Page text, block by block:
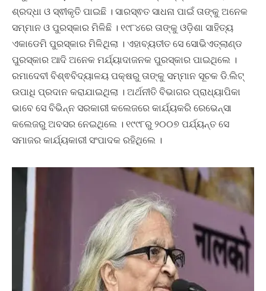
ଶ୍ରଦ୍ଧା ଓ ସ୍ଵୀକୃତି ପାଇଛି । ସାରସ୍ଵତ ସାଧନା ପାଇଁ ତାଙ୍କୁ ଅନେକ
ସମ୍ମାନ ଓ ପୁରସ୍କାର ମିଳିଛି । ୧୯୮୪ରେ ତାଙ୍କୁ ଓଡ଼ିଶା ସାହିତ୍ୟ
ଏକାଡେମି ପୁରସ୍କାର ମିଳିଥିଲା । ଏହାବ୍ୟତୀତ ସେ ସୋଭିଏତ୍‌ଲାଣ୍ଡ
ପୁରସ୍କାର ଆଦି ଅନେକ ମର୍ଯ୍ୟାଦାଜନକ ପୁରସ୍କାର ପାଇଥିଲେ ।
ରମାଦେବୀ ବିଶ୍ଵବିଦ୍ୟାଳୟ ପକ୍ଷରୁ ତାଙ୍କୁ ସମ୍ମାନ ସୂଚକ ଡି.ଲିଟ୍‌
ଉପାଧି ପ୍ରଦାନ କରାଯାଇଥିଲା । ଅର୍ଥନୀତି ବିଭାଗର ପ୍ରାଧ୍ୟାପିକା
ଭାବେ ସେ ବିଭିନ୍ନ ସରକାରୀ କଲେଜରେ କାର୍ଯ୍ୟକରି ରେଭେନ୍ସା
କଲେଜରୁ ଅବସର ନେଇଥିଲେ । ୧୯୯୮ରୁ ୨୦୦୭ ପର୍ଯ୍ୟନ୍ତ ସେ
ସମାଜର କାର୍ଯ୍ୟକାରୀ ସଂପାଦକ ରହିଥିଲେ ।